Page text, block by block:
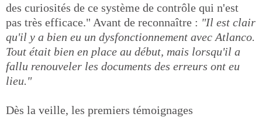
des curiosités de ce système de contrôle qui n'est
pas très efficace." Avant de reconnaître : "Il est clair
qu'il y a bien eu un dysfonctionnement avec Atlanco.
Tout était bien en place au début, mais lorsqu'il a
fallu renouveler les documents des erreurs ont eu
lieu."
Dès la veille, les premiers témoignages